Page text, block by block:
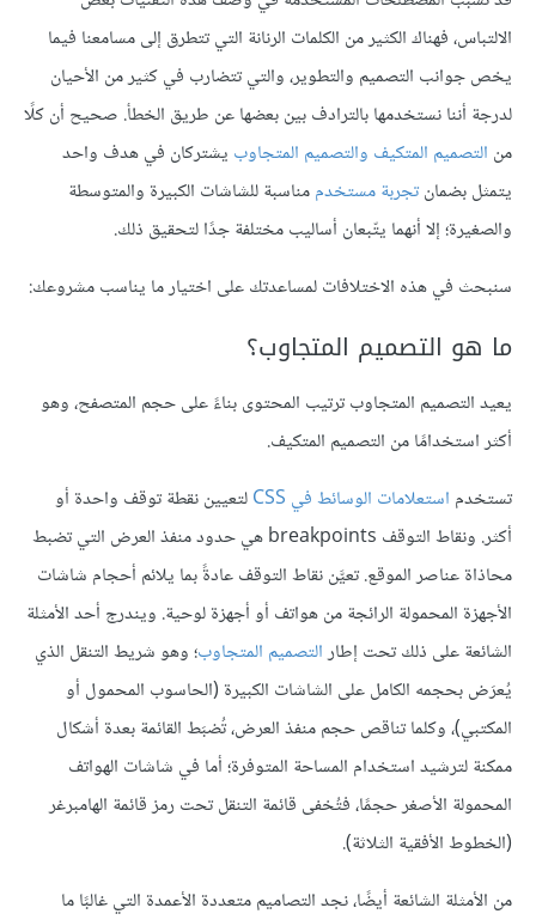
الالتباس، فهناك الكثير من الكلمات الرنانة التي تتطرق إلى مسامعنا فيما
يخص جوانب التصميم والتطوير، والتي تتضارب في كثير من الأحيان
لدرجة أننا نستخدمها بالترادف بين بعضها عن طريق الخطأ. صحيح أن كلًا
من التصميم المتكيف والتصميم المتجاوب يشتركان في هدف واحد
يتمثل بضمانتجربة مستخدممناسبة للشاشات الكبيرة والمتوسطة
والصغيرة؛ إلا أنهما يتّبعان أساليب مختلفة جدًا لتحقيق ذلك.
سنبحث في هذه الاختلافات لمساعدتك على اختيار ما يناسب مشروعك:
ما هو التصميم المتجاوب؟
يعيد التصميم المتجاوب ترتيب المحتوى بناءً على حجم المتصفح، وهو
أكثر استخدامًا من التصميم المتكيف.
تستخدم استعلامات الوسائط في CSS
لتعيين نقطة توقف واحدة أو
أكثر. ونقاط التوقف breakpoints هي حدود منفذ العرض التي تضبط
محاذاة عناصر الموقع. تعيَّن نقاط التوقف عادةً بما يلائم أحجام شاشات
الأجهزة المحمولة الرائجة من هواتف أو أجهزة لوحية. ويندرج أحد الأمثلة
الشائعة على ذلك تحت إطارالتصميم المتجاوب؛ وهو شريط التنقل الذي
يُعرَض بحجمه الكامل على الشاشات الكبيرة (الحاسوب المحمول أو
المكتبي)، وكلما تناقص حجم منفذ العرض، تُضبَط القائمة بعدة أشكال
ممكنة لترشيد استخدام المساحة المتوفرة؛ أما في شاشات الهواتف
المحمولة الأصغر حجمًا، فتُخفى قائمة التنقل تحت رمز قائمة الهامبرغر
(الخطوط الأفقية الثلاثة).
من الأمثلة الشائعة أيضًا، نجد التصاميم متعددة الأعمدة التي غالبًا ما